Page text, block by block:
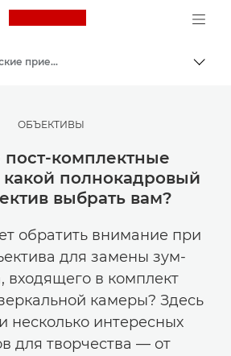
Canon Logo, back to
Мастерская творчества | Советы по фотографии и печати и руководства для покупателей
Советы и технические приемы по фотографии и печати
ОБЪЕКТИВЫ
комплектные
какой полнокадровый
выбрать вам?
обратить внимание при
для замены зум-
входящего в комплект
камеры? Здесь
несколько интересных
для творчества — от